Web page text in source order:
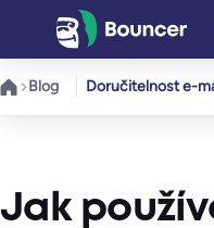
Přeskočit
obsah
Blog Doručitelnost e-
Jak